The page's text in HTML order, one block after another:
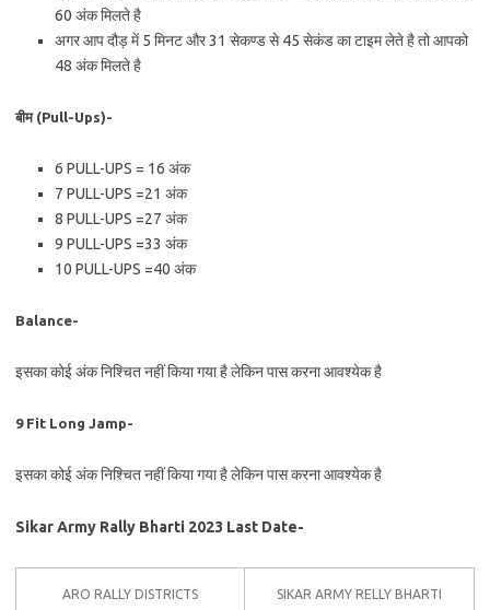
60 अंक मिलते है
अगर आप दौड़ में 5 मिनट और 31 सेकण्ड से 45 सेकंड का टाइम लेते है तो आपको
48 अंक मिलते है
बीम (Pull-Ups)-
6 PULL-UPS = 16 अंक
7 PULL-UPS =21 अंक
8 PULL-UPS =27 अंक
9 PULL-UPS =33 अंक
10 PULL-UPS =40 अंक
Balance-
इसका कोई अंक निश्चित नहीं किया गया है लेकिन पास करना आवश्येक है
9 Fit Long Jamp-
इसका कोई अंक निश्चित नहीं किया गया है लेकिन पास करना आवश्येक है
Sikar Army Rally Bharti 2023 Last Date-
ARO RALLY DISTRICTS SIKAR ARMY RELLY BHARTI